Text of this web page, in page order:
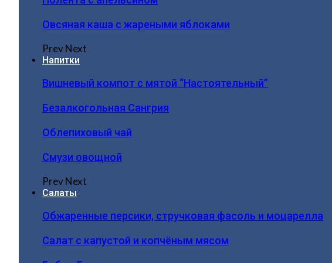
Овсяная каша с жареными яблоками
PrevNext
Напитки
Вишневый компот с мятой “Настоятельный”
Безалкогольная Сангрия
Облепиховый чай
Смузи овощной
PrevNext
Салаты
Обжаренные персики, стручковая фасоль и моцарелла
Салат с капустой и копчёным мясом